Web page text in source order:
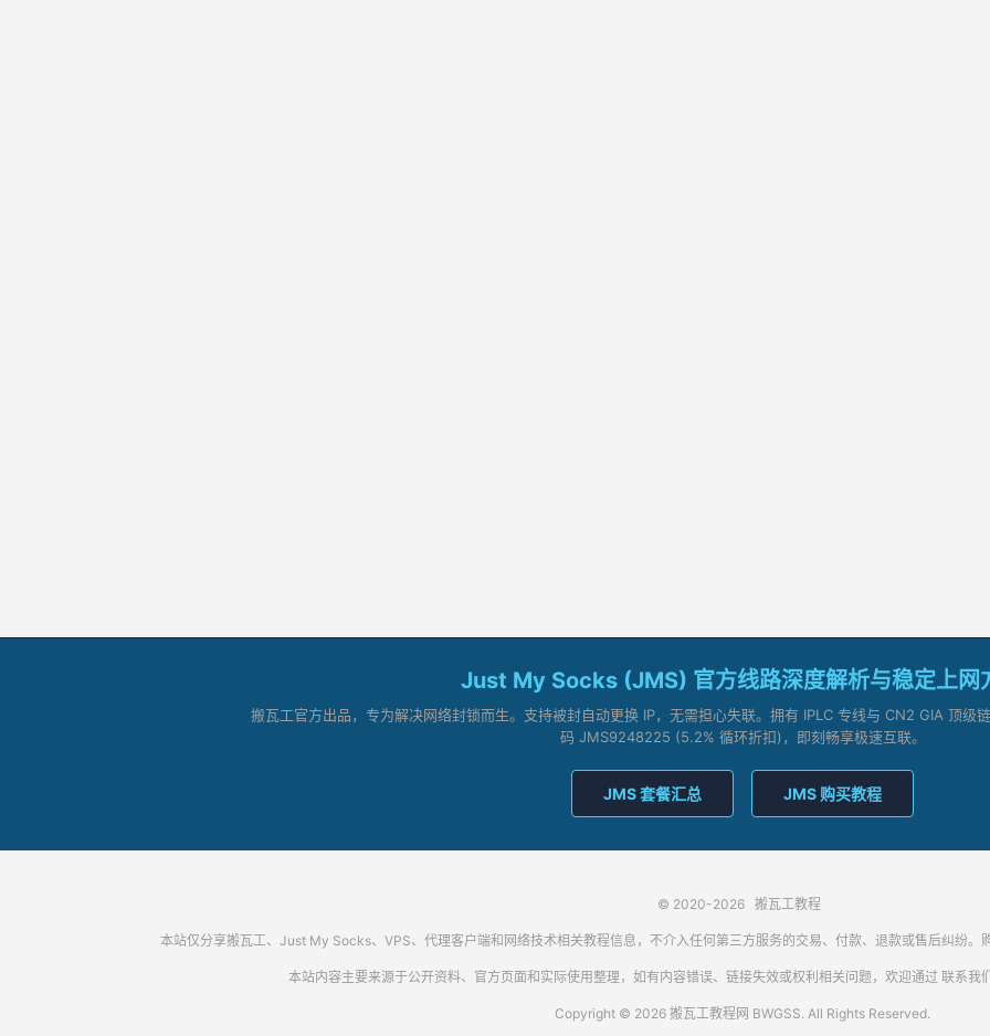
Just My Socks (JMS) 官方线路深度解析与稳定上网
搬瓦工官方出品，专为解决网络封锁而生。支持被封自动更换 IP，无需担心失联。拥有 IPLC 专线与 CN2 GIA 顶级
码 JMS9248225 (5.2% 循环折扣)，即刻畅享极速互联。
JMS 套餐汇总 JMS 购买教程
© 2020-2026 搬瓦工教程
本站仅分享搬瓦工、Just My Socks、VPS、代理客户端和网络技术相关教程信息，不介入任何第三方服务的交易、付款、退款或售后纠纷。
本站内容主要来源于公开资料、官方页面和实际使用整理，如有内容错误、链接失效或权利相关问题，欢迎通过 联系我
Copyright © 2026 搬瓦工教程网 BWGSS. All Rights Reserved.